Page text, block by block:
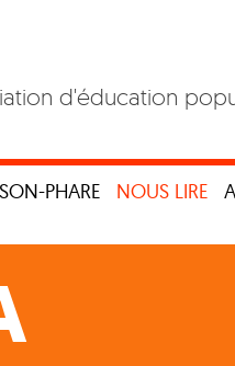
d'éducation
PHARE NOUS LIRE